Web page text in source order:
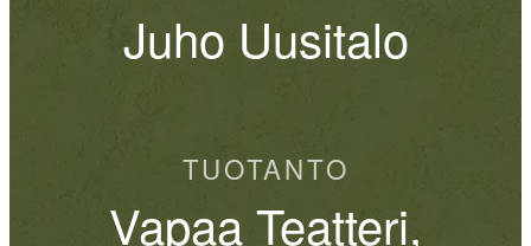
Juho Uusitalo
TUOTANTO
Vapaa Teatteri,